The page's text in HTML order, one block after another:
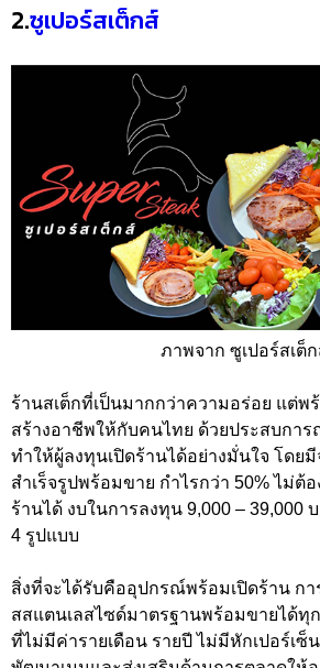
2.ซูเปอร์สเต็กส์
ภาพจาก ซูเปอร์สเต็
ร้านสเต็กที่เป็นมากกว่าความอร่อย แต่พ
สร้างอาชีพให้กับคนไทย ด้วยประสบกา
ทำให้ผู้ลงทุนเปิดร้านได้อย่างมั่นใจ โดยมี
สำเร็จรูปพร้อมขาย กำไรกว่า 50% ไม่ต้
ร้านได้ งบในการลงทุน 9,000 – 39,000
4 รูปแบบ
สิ่งที่จะได้รับคืออุปกรณ์พร้อมเปิดร้าน ก
สสแตนเลสไซด์มาตรฐานพร้อมขายได้ทุ
ที่ไม่มีค่ารายเดือน รายปี ไม่มีหักเปอร์เซ็